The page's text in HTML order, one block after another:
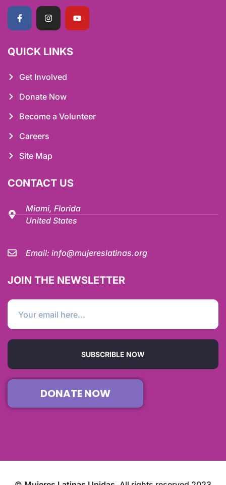
QUICK LINKS
Get Involved
Donate Now
Become a Volunteer
Careers
Site Map
CONTACT US
Miami, Florida
United States
Email: info@mujereslatinas.org
JOIN THE NEWSLETTER
SUBSCRIBLE NOW
DONATE NOW